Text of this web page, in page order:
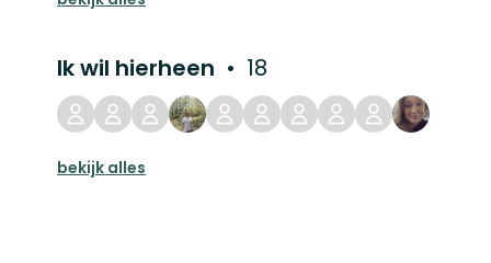
Ik wil hierheen 18
bekijk alles